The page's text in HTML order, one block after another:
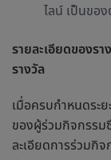
ไลน์ เป็นของ
รายละเอียดของร
รางวัล
เมื่อครบกำหนดระ
ของผู้ร่วมกิจกรรม
ละเอียดการร่วมกิ